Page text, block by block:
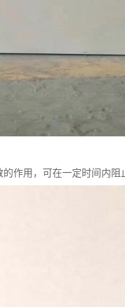
作用，可在一定时间内阻